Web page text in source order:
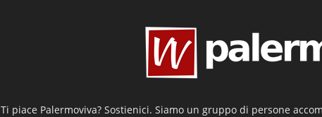
Ti piace Palermoviva? Sostienici. Siamo un gruppo di persone